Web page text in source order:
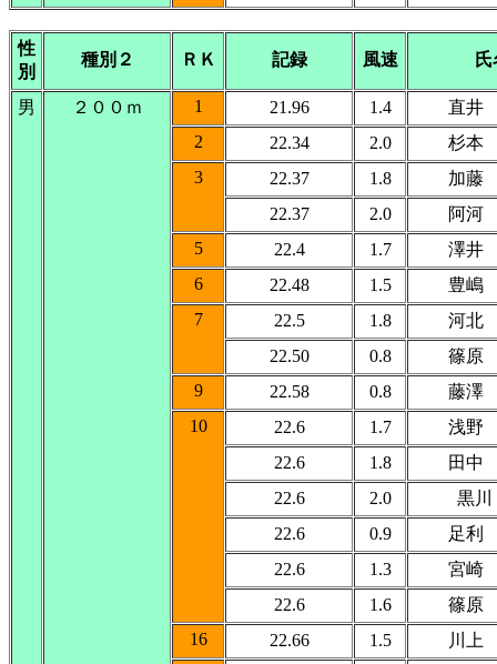
性
別
種別２ ＲＫ 記録 風速
男 ２００ｍ 1 21.96 1.4
直井
2
22.34 2.0
杉本
3
22.37 1.8
加藤
22.37
2.0
阿河
5
22.4 1.7
澤井
6
22.48 1.5
豊嶋
7
22.5 1.8
河北
22.50
0.8
篠原
9
22.58 0.8
藤澤
10
22.6 1.7
浅野
22.6
1.8
田中
22.6
2.0
黒
22.6
0.9
足利
22.6
1.3
宮崎
22.6
1.6
篠原
16
22.66 1.5
川上